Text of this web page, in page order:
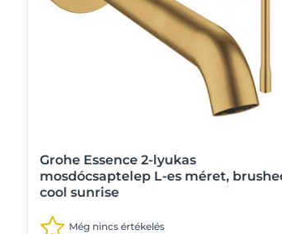
Grohe Essence 2-lyukas
mosdócsaptelep L-es méret,
cool sunrise
Még nincs értékelés